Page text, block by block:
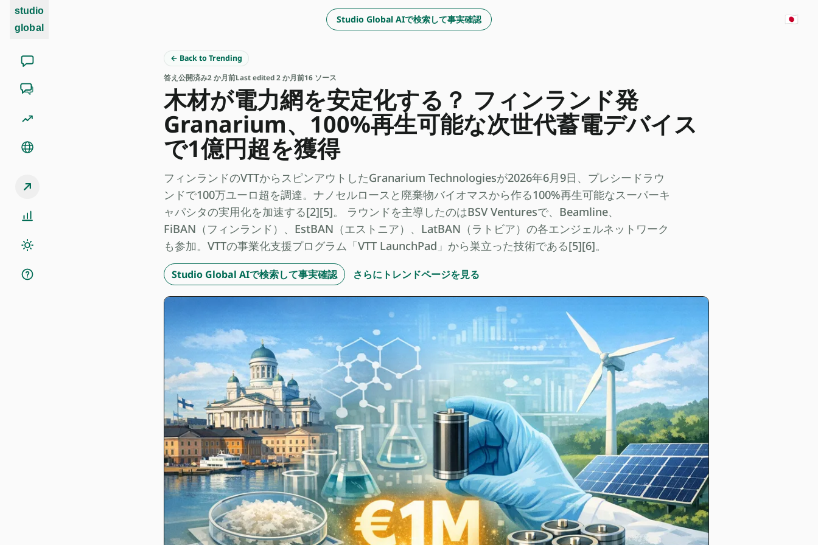
studio
global
Studio Global AIで検索して事実確認 🇯🇵
← Back to Trending
答え 公開済み2 か月前Last edited 2 か月前16 ソース
木材が電力網を安定化する？ フィンランド発
Granarium、100%再生可能な次世代蓄電デバイス
で1億円超を獲得
フィンランドのVTTからスピンアウトしたGranarium Technologiesが2026年6月9日、プレシードラウ
ンドで100万ユーロ超を調達。ナノセルロースと廃棄物バイオマスから作る100%再生可能なスーパーキ
ャパシタの実用化を加速する[2][5]。 ラウンドを主導したのはBSV Venturesで、Beamline、
FiBAN（フィンランド）、EstBAN（エストニア）、LatBAN（ラトビア）の各エンジェルネットワーク
も参加。VTTの事業化支援プログラム「VTT LaunchPad」から巣立った技術である[5][6]。
Studio Global AIで検索して事実確認 さらにトレンドページを見る